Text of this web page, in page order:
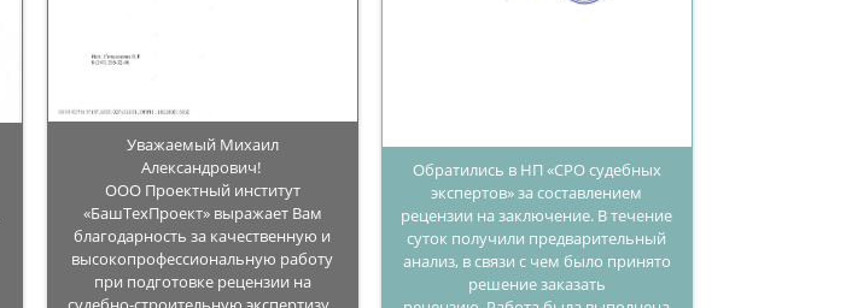
Уважаемый Михаил
Александрович!
ООО Проектный институт
«БашТехПроект» выражает Вам
благодарность за качественную и
высокопрофессиональную работу
при подготовке рецензии на
Обратились в НП «СРО судебных
экспертов» за составлением
рецензии на заключение. В течение
суток получили предварительный
анализ, в связи с чем было принято
решение заказать